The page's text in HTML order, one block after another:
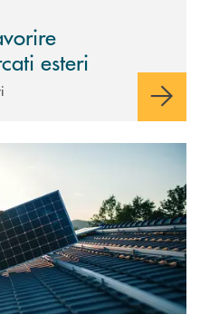
esteri